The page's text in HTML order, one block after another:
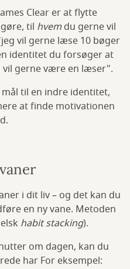
Clear er at flytte
til hvemdu gerne vil
vil gerne læse 10 bøger
identitet du forsøger at
vil gerne være en læser".
til en indre identitet,
at finde motivationen
i dit liv – og det kan du
en ny vane. Metoden
habit stacking).
om dagen, kan du
har For eksempel: